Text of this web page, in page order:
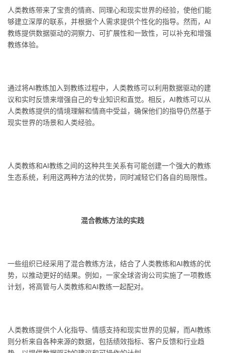
人类教练带来了宝贵的情商、同理心和现实世界的经验，使他们能
够建立深厚的联系，并根据个人需求提供个性化的指导。然而，AI
教练提供数据驱动的洞察力、可扩展性和一致性，可以补充和增强
教练体验。
通过将AI教练加入到教练过程中，人类教练可以利用数据驱动的建
议和实时反馈来增强自己的专业知识和直觉。相反，AI教练可以从
人类教练提供的情境理解和情商中受益，确保他们的指导仍然基于
现实世界的场景和人类经验。
人类教练和AI教练之间的这种共生关系有可能创建一个强大的教练
生态系统，利用这两种方法的优势，同时减轻它们各自的局限性。
混合教练方法的实践
一些组织已经采用了混合教练方法，结合了人类教练和AI教练的优
势，以推动更好的结果。例如，一家全球咨询公司实施了一项教练
计划，将高管与人类教练和AI教练一起配对。
人类教练提供个人化指导、情感支持和现实世界的见解，而AI教练
则分析来自各种来源的数据，包括绩效指标、客户反馈和行业趋